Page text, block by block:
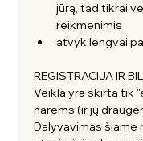
jūrą, tad tikrai
reikmenimis
atvyk lengvai
REGISTRACIJA IR
Veikla yra skirta tik
narėms (ir jų
Dalyvavimas